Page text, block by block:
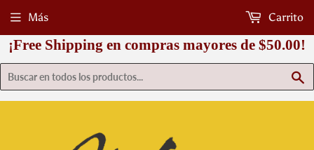
¡Free Shipping en compras mayores de $50.00!
Más Carrito